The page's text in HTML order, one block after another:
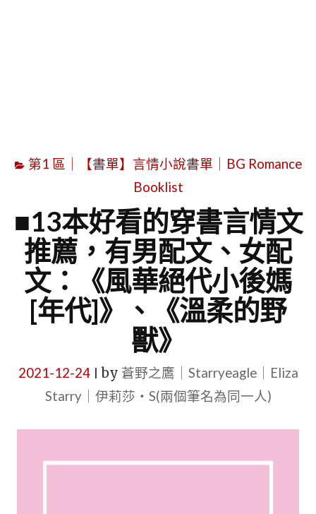
第1 區｜【書單】言情小說書單｜BG Romance
Booklist
■13本好看的穿書言情文
推薦，有男配文、女配
文：《風華絕代小後媽
[年代]》、《溫柔的野
獸》
2021-12-24| by 蒼野之鷹｜Starryeagle｜Eliza
Starry｜伊莉莎・S(兩個筆名為同一人)